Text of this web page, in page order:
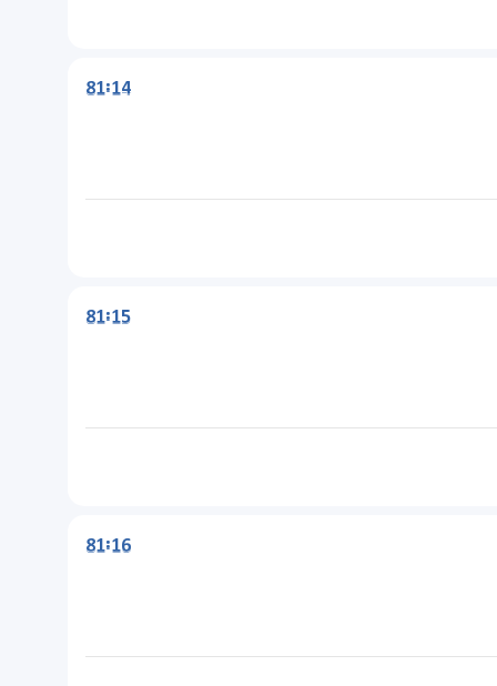
81:14
81:15
81:16